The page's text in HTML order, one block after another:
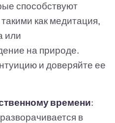
способствуют
как медитация,
или
на природе.
и доверяйте ее
времени:
в